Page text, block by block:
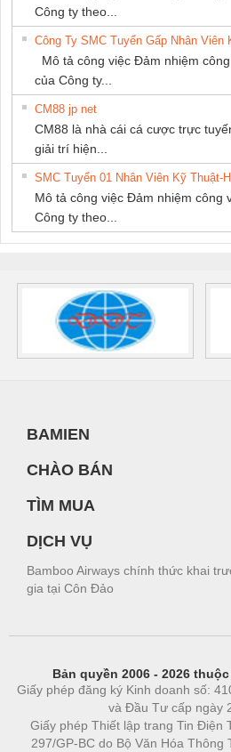
Công ty theo...
Công Ty SMC Tuyển Gấp Nhân Viên
Mô tả công việc Đảm nhiệm
của Công ty...
CM88 jp net
CM88 là nhà cái cá cược trực
giải trí hiện...
SMC Tuyển 01 Nhân Viên Kỹ Thuật-
Mô tả công việc Đảm nhiệm công
Công ty theo...
BAMIEN
CHÀO BÁN
TÌM MUA
DỊCH VỤ
Bamboo Airways chính thức khai
gia tại Côn Đảo
Bản quyền 2006 - 2026
Giấy phép đăng ký Kinh doanh số:
và Đầu Tư cấp ngày
Giấy phép Thiết lập trang Tin Điện
297/GP-BC do Bộ Văn Hóa Thông